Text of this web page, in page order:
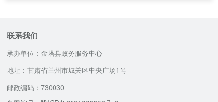
联系我们
承办单位：金塔县政务服务中心
地址：甘肃省兰州市城关区中央广场1号
邮政编码：730030